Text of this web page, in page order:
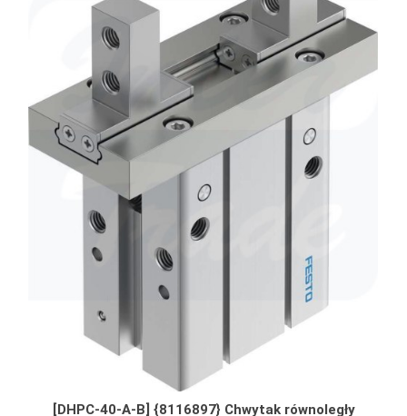
[DHPC-40-A-B] {8116897} Chwytak równoległy